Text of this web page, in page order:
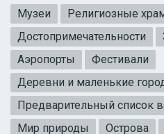
Музеи
Религиозные
Достопримечательности
Аэропорты
Фестивали
Деревни и маленькие
Предварительный список
Мир природы
Острова